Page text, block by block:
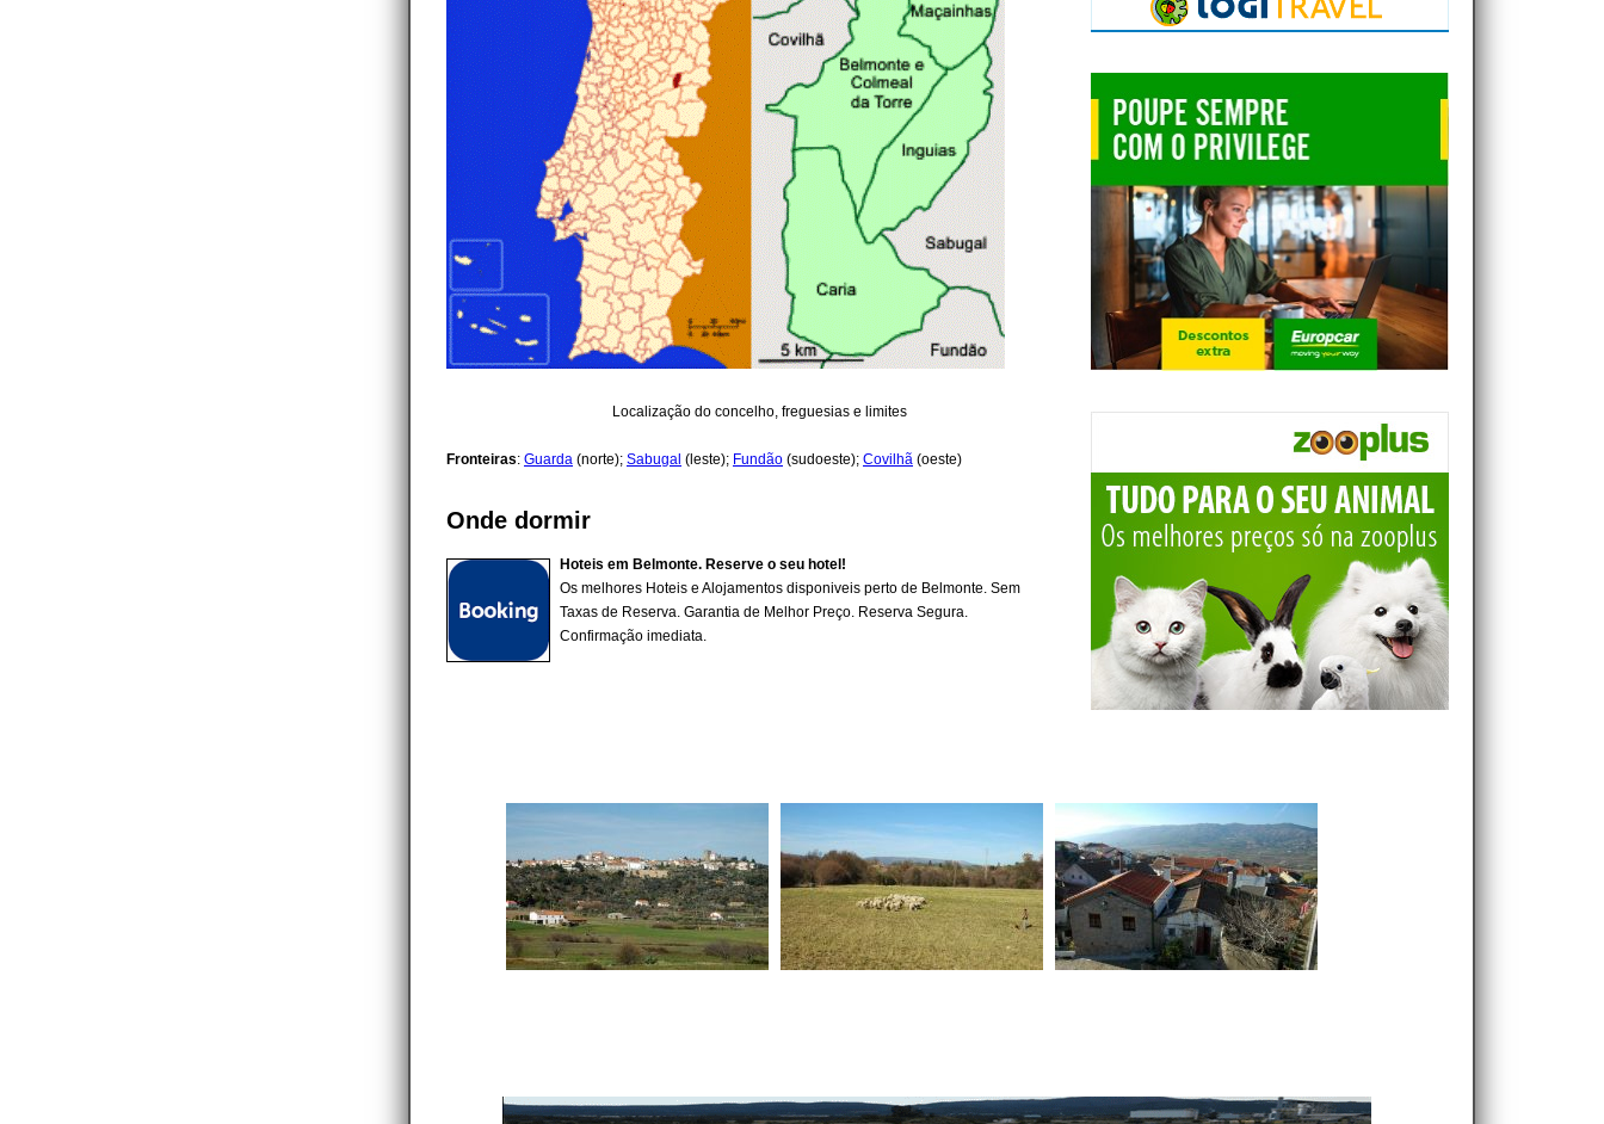
Localização do concelho, freguesias e limites
Fronteiras: Guarda (norte); Sabugal (leste); Fundão (sudoeste); Covilhã (oeste)
Onde dormir
Hoteis em Belmonte. Reserve o seu hotel!
Os melhores Hoteis e Alojamentos disponiveis perto de Belmonte. Sem
Taxas de Reserva. Garantia de Melhor Preço. Reserva Segura.
Confirmação imediata.